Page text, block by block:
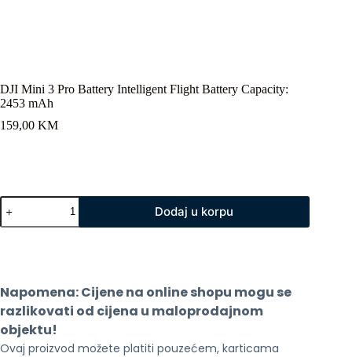
DJI Mini 3 Pro Battery Intelligent Flight Battery Capacity:
2453 mAh
159,00 KM
DJI
Mini
3
Battery
Capacity:
2453
mAh
količina
Dodaj u korpu
Napomena: Cijene na online shopu mogu se
razlikovati od cijena u maloprodajnom
objektu!
Ovaj proizvod možete platiti pouzećem, karticama